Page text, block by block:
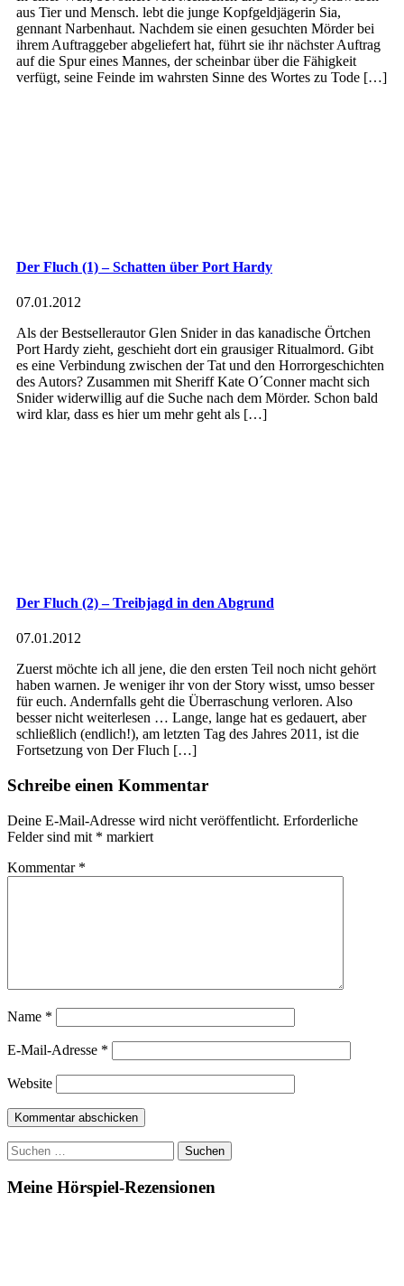
aus Tier und Mensch. lebt die junge Kopfgeldjägerin Sia,
gennant Narbenhaut. Nachdem sie einen gesuchten Mörder bei
ihrem Auftraggeber abgeliefert hat, führt sie ihr nächster Auftrag
auf die Spur eines Mannes, der scheinbar über die Fähigkeit
verfügt, seine Feinde im wahrsten Sinne des Wortes zu Tode […]
Der Fluch (1) – Schatten über Port Hardy
07.01.2012
Als der Bestsellerautor Glen Snider in das kanadische Örtchen
Port Hardy zieht, geschieht dort ein grausiger Ritualmord. Gibt
es eine Verbindung zwischen der Tat und den Horrorgeschichten
des Autors? Zusammen mit Sheriff Kate O´Conner macht sich
Snider widerwillig auf die Suche nach dem Mörder. Schon bald
wird klar, dass es hier um mehr geht als […]
Der Fluch (2) – Treibjagd in den Abgrund
07.01.2012
Zuerst möchte ich all jene, die den ersten Teil noch nicht gehört
haben warnen. Je weniger ihr von der Story wisst, umso besser
für euch. Andernfalls geht die Überraschung verloren. Also
besser nicht weiterlesen … Lange, lange hat es gedauert, aber
schließlich (endlich!), am letzten Tag des Jahres 2011, ist die
Fortsetzung von Der Fluch […]
Schreibe einen Kommentar
Deine E-Mail-Adresse wird nicht veröffentlicht. Erforderliche
Felder sind mit * markiert
Kommentar *
Name *
E-Mail-Adresse *
Website
Suchen
nach:
Meine Hörspiel-Rezensionen